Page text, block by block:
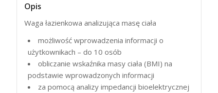
Opis
Waga łazienkowa analizująca masę ciała
możliwość wprowadzenia informacji o
użytkownikach – do 10 osób
obliczanie wskaźnika masy ciała (BMI) na
podstawie wprowadzonych informacji
za pomocą analizy impedancji bioelektrycznej